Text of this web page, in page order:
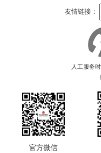
友情链接：
人工服务
官方微信